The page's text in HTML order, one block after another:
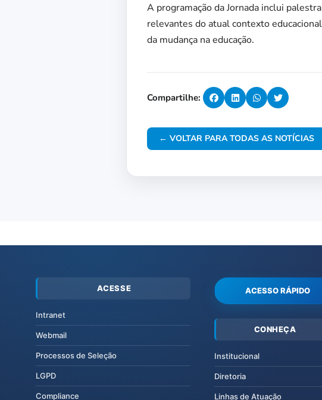
A programação da Jornada inclui
relevantes do atual contexto
da mudança na educação.
Compartilhe:
← VOLTAR PARA TODAS AS NOTÍCIAS
ACESSE
Intranet
Webmail
Processos de Seleção
LGPD
Compliance
ACESSO RÁPIDO
CONHEÇA
Institucional
Diretoria
Linhas de Atuação